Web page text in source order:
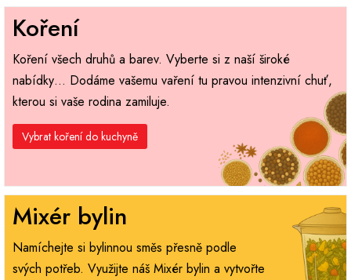
Koření
Koření všech druhů a barev. Vyberte si z naší široké
nabídky… Dodáme vašemu vaření tu pravou intenzivní chuť,
kterou si vaše rodina zamiluje.
Vybrat koření do kuchyně
Mixér bylin
Namíchejte si bylinnou směs přesně podle
svých potřeb. Využijte náš Mixér bylin a vytvořte